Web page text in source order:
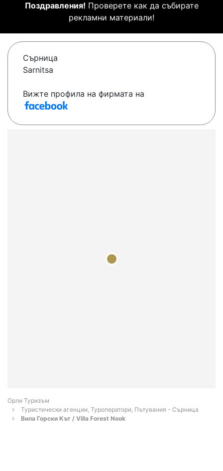
Поздравления! Проверете как да събирате
рекламни материали!
Сърница
Sarnitsa
Вижте профила на фирмата на
Орли Туризъм
Туристически агенции, Туроператори, Пътувания - Сърница
Вила Горски Кът / Villa Forest Nook